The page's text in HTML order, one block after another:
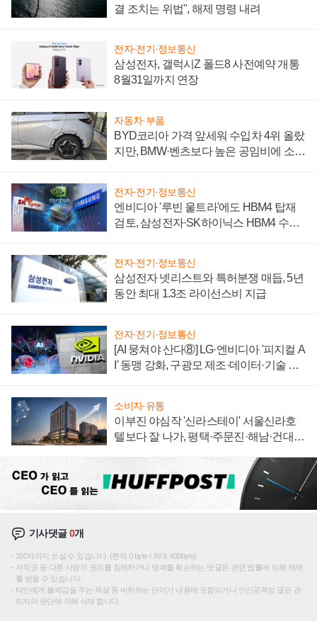
결 조치는 위법", 해제 명령 내려
전자·전기·정보통신
삼성전자, 갤럭시Z 폴드8 사전예약 개통
8월31일까지 연장
자동차·부품
BYD코리아 가격 앞세워 수입차 4위 올랐
지만, BMW·벤츠보다 높은 공임비에 소비
전자·전기·정보통신
엔비디아 '루빈 울트라'에도 HBM4 탑재
검토, 삼성전자·SK하이닉스 HBM4 수율
전자·전기·정보통신
삼성전자 넷리스트와 특허분쟁 매듭, 5년
동안 최대 1.3조 라이선스비 지급
전자·전기·정보통신
[AI 뭉쳐야 산다⑧] LG·엔비디아 '피지컬 A
I' 동맹 강화, 구광모 제조·데이터·기술 결
소비자·유통
이부진 야심작 '신라스테이' 서울신라호
텔보다 잘 나가, 평택·주문진·해남·건대로
기사댓글0개
200자까지 쓰실 수 있습니다. (현재 0 byte / 최대 400byte)
저작권 등 다른 사람의 권리를 침해하거나 명예를 훼손하는 댓글은 관련 법률에 의해 제재
를 받을 수 있습니다.
타인에게 불쾌감을 주는 욕설 등 비하하는 단어가 내용에 포함되거나 인신공격성 글은 관
리자의 판단에 의해 삭제 합니다.